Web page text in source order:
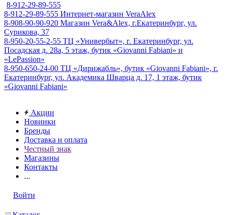
8-912-29-89-555
8-912-29-89-555 Интернет-магазин VeraAlex
8-908-90-90-920 Магазин Vera&Alex, г.Екатеринбург, ул.
Сурикова, 37
8-950-20-55-2-55 ТЦ «Универбыт», г. Екатеринбург, ул.
Посадская д. 28а, 5 этаж, бутик «Giovanni Fabiani» и
«LePassion»
8-950-650-24-00 ТЦ «Дирижабль», бутик «Giovanni Fabiani», г.
Екатеринбург, ул. Академика Шварца д. 17, 1 этаж, бутик
«Giovanni Fabiani»
Акции
Новинки
Бренды
Доставка и оплата
Честный знак
Магазины
Контакты
...
Войти